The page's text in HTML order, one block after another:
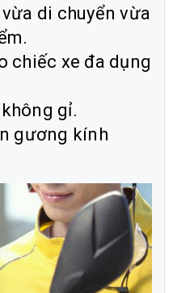
di chuyển vừa
chiếc xe đa dụng
gỉ.
gương kính